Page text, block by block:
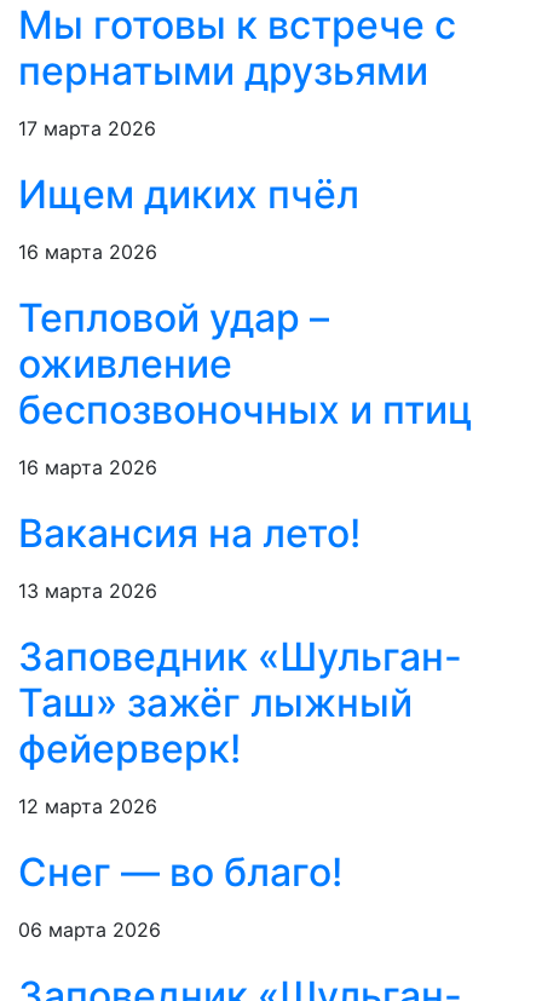
Мы готовы к встрече с
пернатыми друзьями
17 марта 2026
Ищем диких пчёл
16 марта 2026
Тепловой удар –
оживление
беспозвоночных и птиц
16 марта 2026
Вакансия на лето!
13 марта 2026
Заповедник «Шульган-
Таш» зажёг лыжный
фейерверк!
12 марта 2026
Снег — во благо!
06 марта 2026